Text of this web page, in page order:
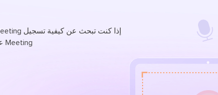
Meeting على جهاز Mac بالصوت. استمر في القراءة للعثور على أفضل ما يناسب احتياجاتك.